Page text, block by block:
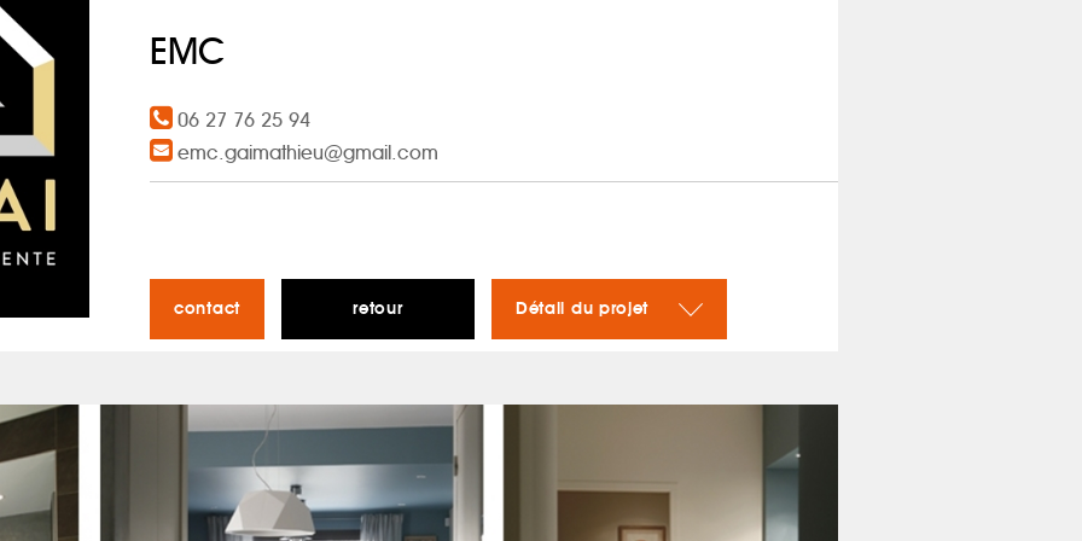
EMC
06 27 76 25 94
emc.gaimathieu@gmail.com
contact retour Détail du projet